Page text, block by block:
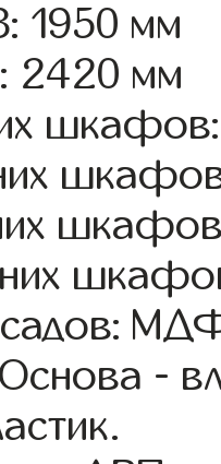
1950 мм
2420 мм
-